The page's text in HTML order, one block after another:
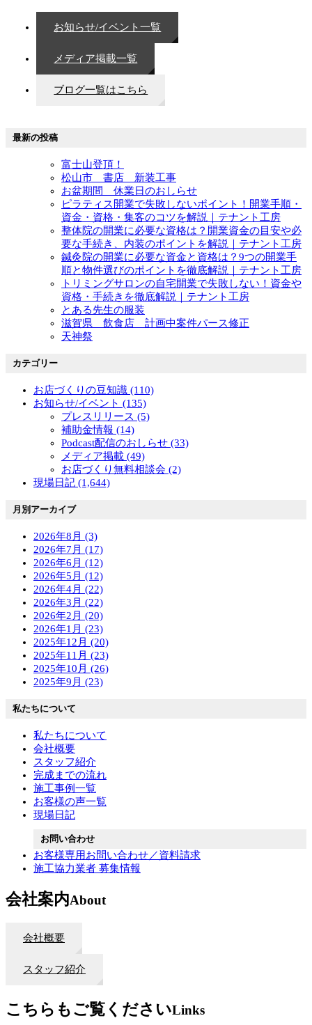
お知らせ/イベント一覧
メディア掲載一覧
ブログ一覧はこちら
最新の投稿
富士山登頂！
松山市 書店 新装工事
お盆期間 休業日のおしらせ
ピラティス開業で失敗しないポイント！開業手順・
資金・資格・集客のコツを解説｜テナント工房
整体院の開業に必要な資格は？開業資金の目安や必
要な手続き、内装のポイントを解説｜テナント工房
鍼灸院の開業に必要な資金と資格は？9つの開業手
順と物件選びのポイントを徹底解説｜テナント工房
トリミングサロンの自宅開業で失敗しない！資金や
資格・手続きを徹底解説｜テナント工房
とある先生の服装
滋賀県 飲食店 計画中案件パース修正
天神祭
カテゴリー
お店づくりの豆知識 (110)
お知らせ/イベント (135)
プレスリリース (5)
補助金情報 (14)
Podcast配信のおしらせ (33)
メディア掲載 (49)
お店づくり無料相談会 (2)
現場日記 (1,644)
月別アーカイブ
2026年8月 (3)
2026年7月 (17)
2026年6月 (12)
2026年5月 (12)
2026年4月 (22)
2026年3月 (22)
2026年2月 (20)
2026年1月 (23)
2025年12月 (20)
2025年11月 (23)
2025年10月 (26)
2025年9月 (23)
私たちについて
私たちについて
会社概要
スタッフ紹介
完成までの流れ
施工事例一覧
お客様の声一覧
現場日記
お問い合わせ
お客様専用お問い合わせ／資料請求
施工協力業者 募集情報
会社案内About
会社概要
スタッフ紹介
こちらもご覧くださいLinks